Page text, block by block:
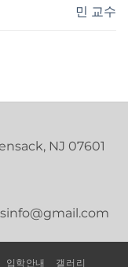
민 교수
NJ 07601
입학안내 갤러리